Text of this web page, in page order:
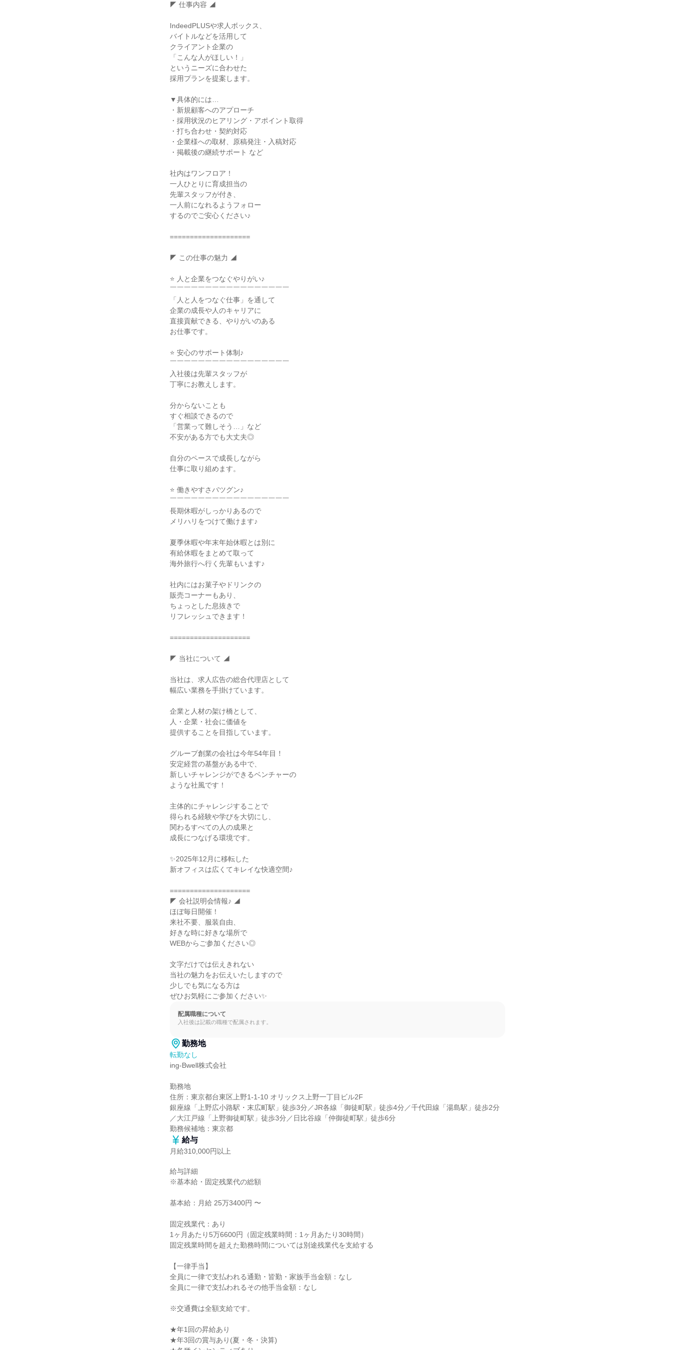
◤ 仕事内容 ◢
IndeedPLUSや求人ボックス、
バイトルなどを活用して
クライアント企業の
「こんな人がほしい！」
というニーズに合わせた
採用プランを提案します。
▼具体的には…
・新規顧客へのアプローチ
・採用状況のヒアリング・アポイント取得
・打ち合わせ・契約対応
・企業様への取材、原稿発注・入稿対応
・掲載後の継続サポート など
社内はワンフロア！
一人ひとりに育成担当の
先輩スタッフが付き、
一人前になれるようフォロー
するのでご安心ください♪
====================
◤ この仕事の魅力 ◢
⭐ 人と企業をつなぐやりがい♪
￣￣￣￣￣￣￣￣￣￣￣￣￣￣￣￣￣
「人と人をつなぐ仕事」を通して
企業の成長や人のキャリアに
直接貢献できる、やりがいのある
お仕事です。
⭐ 安心のサポート体制♪
￣￣￣￣￣￣￣￣￣￣￣￣￣￣￣￣￣
入社後は先輩スタッフが
丁寧にお教えします。
分からないことも
すぐ相談できるので
「営業って難しそう…」など
不安がある方でも大丈夫◎
自分のペースで成長しながら
仕事に取り組めます。
⭐ 働きやすさバツグン♪
￣￣￣￣￣￣￣￣￣￣￣￣￣￣￣￣￣
長期休暇がしっかりあるので
メリハリをつけて働けます♪
夏季休暇や年末年始休暇とは別に
有給休暇をまとめて取って
海外旅行へ行く先輩もいます♪
社内にはお菓子やドリンクの
販売コーナーもあり、
ちょっとした息抜きで
リフレッシュできます！
====================
◤ 当社について ◢
当社は、求人広告の総合代理店として
幅広い業務を手掛けています。
企業と人材の架け橋として、
人・企業・社会に価値を
提供することを目指しています。
グループ創業の会社は今年54年目！
安定経営の基盤がある中で、
新しいチャレンジができるベンチャーの
ような社風です！
主体的にチャレンジすることで
得られる経験や学びを大切にし、
関わるすべての人の成果と
成長につなげる環境です。
✨2025年12月に移転した
新オフィスは広くてキレイな快適空間♪
====================
◤ 会社説明会情報♪ ◢
ほぼ毎日開催！
来社不要、服装自由、
好きな時に好きな場所で
WEBからご参加ください◎
文字だけでは伝えきれない
当社の魅力をお伝えいたしますので
少しでも気になる方は
ぜひお気軽にご参加ください✨
配属職種について
入社後は記載の職種で配属されます。
勤務地
転勤なし
ing-Bwell株式会社
勤務地
住所：東京都台東区上野1-1-10 オリックス上野一丁目ビル2F
銀座線「上野広小路駅・末広町駅」徒歩3分／JR各線「御徒町駅」徒歩4分／千代田線「湯島駅」徒歩2分
／大江戸線「上野御徒町駅」徒歩3分／日比谷線「仲御徒町駅」徒歩6分
勤務候補地：東京都
給与
月給310,000円以上
給与詳細
※基本給・固定残業代の総額
基本給：月給 25万3400円 〜
固定残業代：あり
1ヶ月あたり5万6600円（固定残業時間：1ヶ月あたり30時間）
固定残業時間を超えた勤務時間については別途残業代を支給する
【一律手当】
全員に一律で支払われる通勤・皆勤・家族手当金額：なし
全員に一律で支払われるその他手当金額：なし
※交通費は全額支給です。
★年1回の昇給あり
★年3回の賞与あり(夏・冬・決算)